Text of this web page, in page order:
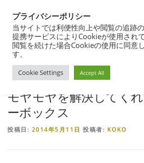
都営住宅・団地暮らしブ
東京都内の昭和40年代築の団地で暮らす
団地暮らし
ホーム >築古団地の暮らし >団地暮らし >モヤ
ーボックス
モヤモヤを解決してく
ーボックス
投稿日: 2014年5月11日 投稿者: KOKO
プライバシーポリシー
当サイトでは利便性向上や閲覧の追跡
提携サービスによりCookieが使用され
閲覧を続けた場合Cookieの使用に同意
す。
Cookie Settings Accept All